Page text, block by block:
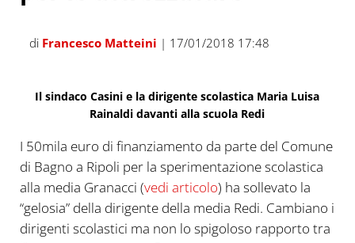
di Francesco Matteini | 17/01/2018 17:48
Il sindaco Casini e la dirigente scolastica Maria Luisa
Rainaldi davanti alla scuola Redi
I 50mila euro di finanziamento da parte del Comune
di Bagno a Ripoli per la sperimentazione scolastica
alla media Granacci (vedi articolo) ha sollevato la
“gelosia” della dirigente della media Redi. Cambiano i
dirigenti scolastici ma non lo spigoloso rapporto tra